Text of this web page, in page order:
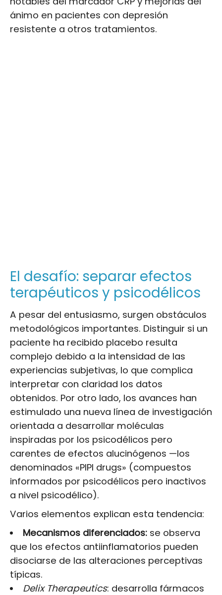
ánimo en pacientes con depresión
resistente a otros tratamientos.
El desafío: separar efectos
terapéuticos y psicodélicos
A pesar del entusiasmo, surgen obstáculos
metodológicos importantes. Distinguir si un
paciente ha recibido placebo resulta
complejo debido a la intensidad de las
experiencias subjetivas, lo que complica
interpretar con claridad los datos
obtenidos. Por otro lado, los avances han
estimulado una nueva línea de investigación
orientada a desarrollar moléculas
inspiradas por los psicodélicos pero
carentes de efectos alucinógenos —los
denominados «PIPI drugs» (compuestos
informados por psicodélicos pero inactivos
a nivel psicodélico).
Varios elementos explican esta tendencia:
Mecanismos diferenciados:se observa
que los efectos antiinflamatorios pueden
disociarse de las alteraciones perceptivas
típicas.
Delix Therapeutics: desarrolla fármacos